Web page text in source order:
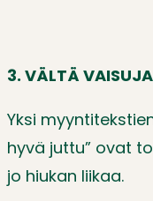
3. VÄLTÄ
Yksi
hyvä juttu” ovat
jo hiukan liikaa.